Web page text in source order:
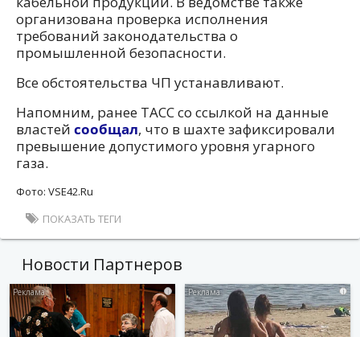
организована проверка исполнения
требований законодательства о
промышленной безопасности.
Все обстоятельства ЧП устанавливают.
Напомним, ранее ТАСС со ссылкой на данные
властей сообщал, что в шахте зафиксировали
превышение допустимого уровня угарного
газа.
Фото: VSE42.Ru
ПОКАЗАТЬ ТЕГИ
Новости Партнеров
i i